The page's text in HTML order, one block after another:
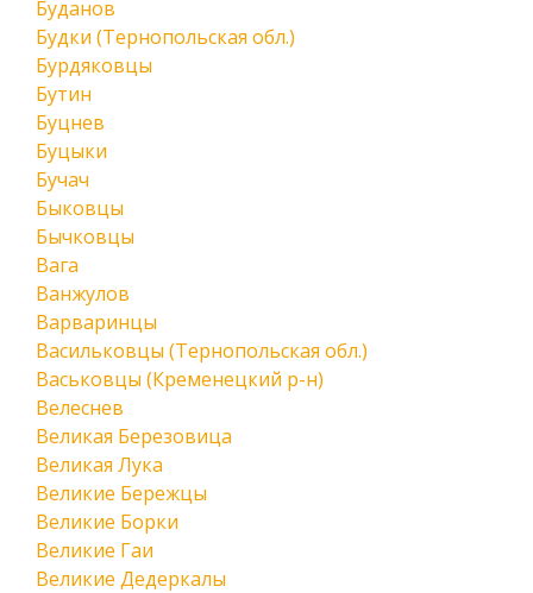
Буданов
Будки (Тернопольская обл.)
Бурдяковцы
Бутин
Буцнев
Буцыки
Бучач
Быковцы
Бычковцы
Вага
Ванжулов
Варваринцы
Васильковцы (Тернопольская обл.)
Васьковцы (Кременецкий р-н)
Велеснев
Великая Березовица
Великая Лука
Великие Бережцы
Великие Борки
Великие Гаи
Великие Дедеркалы